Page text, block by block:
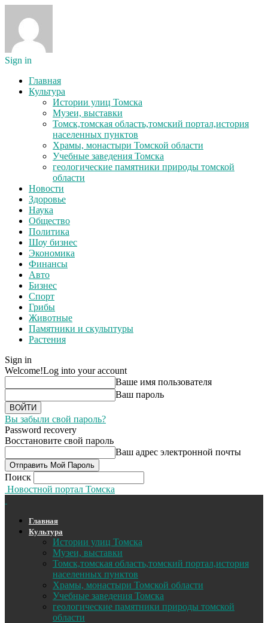
Sign in
Главная
Культура
Истории улиц Томска
Музеи, выставки
Томск,томская область,томский портал,история
населенных пунктов
Храмы, монастыри Томской области
Учебные заведения Томска
геологические памятники природы томской
области
Новости
Здоровье
Наука
Общество
Политика
Шоу бизнес
Экономика
Финансы
Авто
Бизнес
Спорт
Грибы
Животные
Памятники и скульптуры
Растения
Sign in
Welcome!Log into your account
Ваше имя пользователя
Ваш пароль
Вы забыли свой пароль?
Password recovery
Восстановите свой пароль
Ваш адрес электронной почты
Поиск
Новостной портал Томска
Главная
Культура
Истории улиц Томска
Музеи, выставки
Томск,томская область,томский портал,история
населенных пунктов
Храмы, монастыри Томской области
Учебные заведения Томска
геологические памятники природы томской
области